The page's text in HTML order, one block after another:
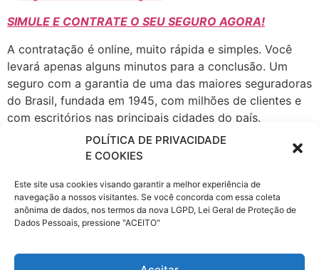
POLÍTICA DE PRIVACIDADE
E COOKIES
Este site usa cookies visando garantir a melhor experiência de
navegação a nossos visitantes. Se você concorda com essa coleta
anônima de dados, nos termos da nova LGPD, Lei Geral de Proteção de
Dados Pessoais, pressione "ACEITO"
SIMULE E CONTRATE O SEU SEGURO AGORA!
A contratação é online, muito rápida e simples. Você
levará apenas alguns minutos para a conclusão. Um
seguro com a garantia de uma das maiores seguradoras
do Brasil, fundada em 1945, com milhões de clientes e
com escritórios nas principais cidades do país.
A Porto Seguro atua em todos os ramos de Seguros,
Patrimoniais e de Pessoas, seguro Automóvel, Saúde
Empresarial, fiança locatícia, Patrimonial, Vida e
Transportes, Previdência, Consórcio de Imóveis e
Automóveis, Administração de Investimentos,
Financiamento, Capitalização e Cartão de Crédito,
Residências e Telecomunicações.